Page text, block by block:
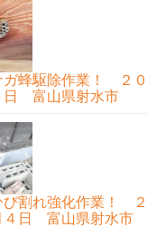
ガ蜂駆除作業！ ２
日 富山県射水市
び割れ強化作業！ ２
４日 富山県射水市